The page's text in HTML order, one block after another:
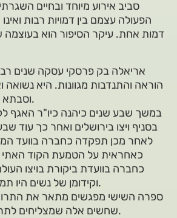
סביב אירוע מיוחד ובחיים
הפעולה עצמם בין דמויות רבות
דמות אחת. עיקר הסיפור הוא
אריאלה בק פרסקי עסקה שנים
הוראה והתנדבות מגוונות. היא
וסבתא לשבעה עשר נכדים.
במשך שבע שנים כיהנה כיו"ר האגף
בסניף ויצו בירושלים ואחר כך עוד
לאחר מכן תפקדה כחברה בוועד
כאחראית על הטמעת הקוד האתי
כחברה בוועדת ביקורת בויצו
וקידומן של נשים היו תמיד מאוד חשובים לה.
ספרה השישי מפגשים מתאר את
שחשים אלה שמצליחים לתרום ולהיתרם גם יחד.